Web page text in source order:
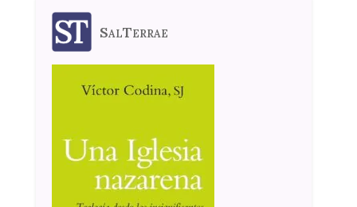
SalTerrae